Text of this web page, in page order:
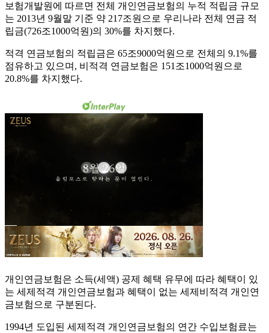
보험개발원에 따르면 전체 개인연금보험의 누적 적립금 규모
는 2013년 9월말 기준 약 217조원으로 우리나라 전체 연금 적
립금(726조1000억원)의 30%를 차지했다.
적격 연금보험의 적립금은 65조9000억원으로 전체의 9.1%를
점유하고 있으며, 비적격 연금보험은 151조1000억원으로
20.8%를 차지했다.
개인연금보험은 소득(세액) 공제 혜택 유무에 따라 혜택이 있
는 세제적격 개인연금보험과 혜택이 없는 세제비적격 개인연
금보험으로 구분된다.
1994년 도입된 세제적격 개인연금보험의 연간 수입보험료는